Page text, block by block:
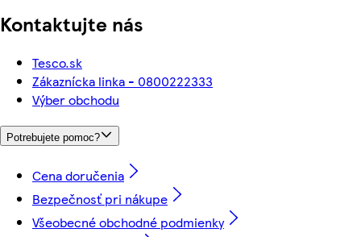
Kontaktujte nás
Tesco.sk
Zákaznícka linka - 0800222333
Výber obchodu
Potrebujete pomoc?
Cena doručenia
Bezpečnosť pri nákupe
Všeobecné obchodné podmienky